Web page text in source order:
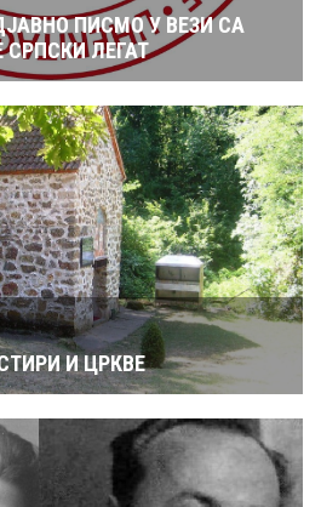
ПИСМО У ВЕЗИ СА
ЛЕГАТ
И ЦРКВЕ